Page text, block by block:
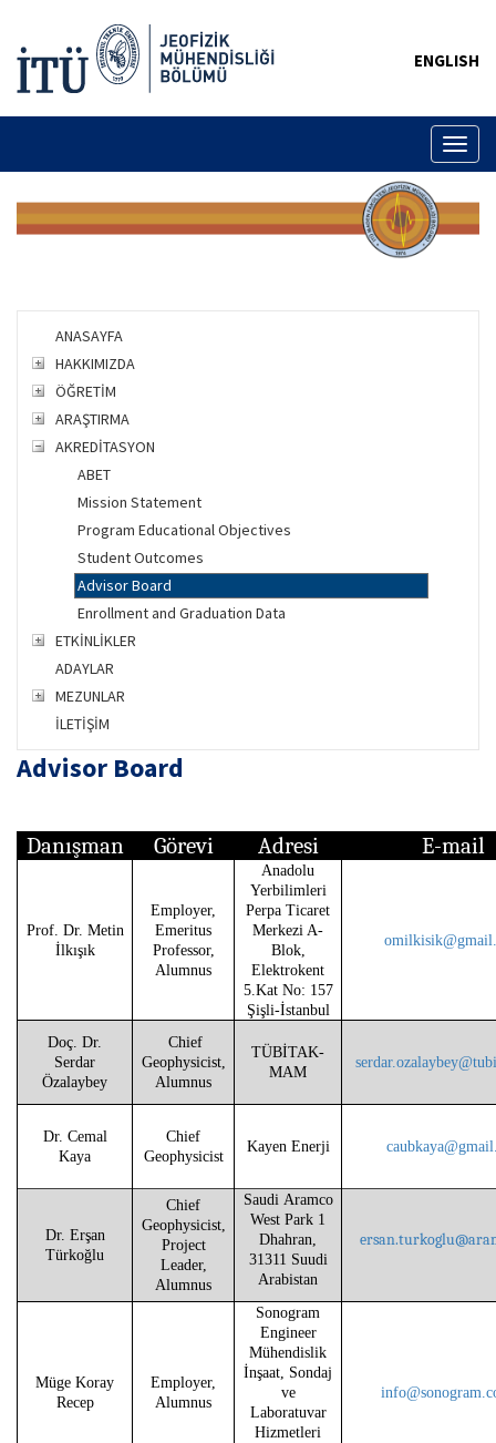
ENGLISH
ANASAYFA
HAKKIMIZDA
ÖĞRETİM
ARAŞTIRMA
AKREDİTASYON
ABET
Mission Statement
Program Educational Objectives
Student Outcomes
Advisor Board
Enrollment and Graduation Data
ETKİNLİKLER
ADAYLAR
MEZUNLAR
İLETİŞİM
Advisor Board
Danışman Görevi Adresi E-mail
Prof. Dr. Metin
İlkışık
Employer,
Emeritus
Professor,
Alumnus
Anadolu
Yerbilimleri
Perpa Ticaret
Merkezi A-
Blok,
Elektrokent
5.Kat No: 157
Şişli-İstanbul
Doç. Dr.
Serdar
Özalaybey
Chief
Geophysicist,
Alumnus
TÜBİTAK-
MAM
Dr. Cemal
Kaya
Chief
Geophysicist
Kayen Enerji
Dr. Erşan
Türkoğlu
Chief
Geophysicist,
Project
Leader,
Alumnus
Saudi Aramco
West Park 1
Dhahran,
31311 Suudi
Arabistan
ersan.turkoglu
Müge Koray
Recep
Employer,
Alumnus
Sonogram
Engineer
Mühendislik
İnşaat, Sondaj
ve
Laboratuvar
Hizmetleri